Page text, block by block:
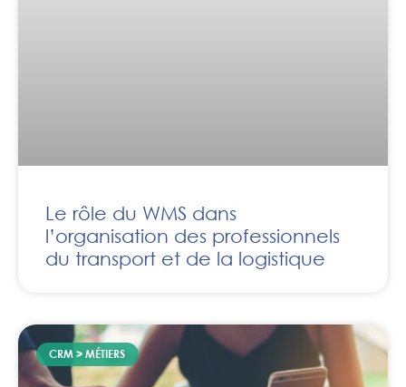
Le rôle du WMS dans
l’organisation des professionnels
du transport et de la logistique
CRM > MÉTIERS